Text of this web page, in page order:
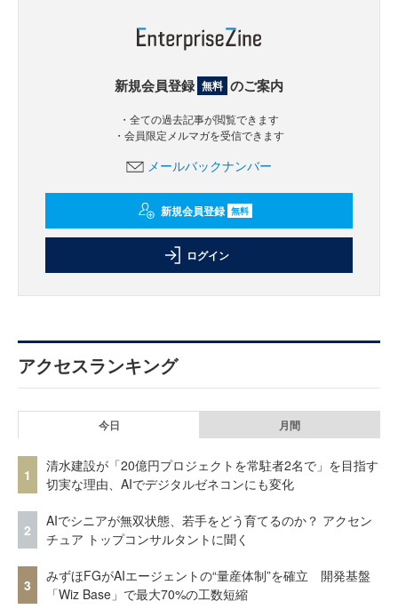
新規会員登録 無料 のご案内
・全ての過去記事が閲覧できます
・会員限定メルマガを受信できます
メールバックナンバー
新規会員登録 無料
ログイン
アクセスランキング
今日 月間
1
清水建設が「20億円プロジェクトを常駐者2名で」を目指す
切実な理由、AIでデジタルゼネコンにも変化
2
AIでシニアが無双状態、若手をどう育てるのか？ アクセン
チュア トップコンサルタントに聞く
3
みずほFGがAIエージェントの“量産体制”を確立 開発基盤
「Wiz Base」で最大70%の工数短縮